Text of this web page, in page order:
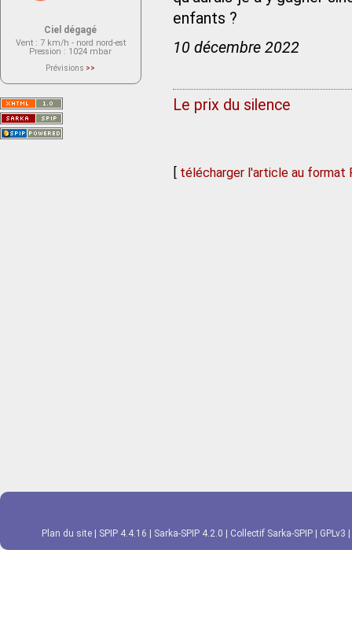
enfants ?
10 décembre 2022
Le prix du silence
[ télécharger l'article au format
Ciel dégagé
Vent : 7 km/h - nord nord-est
Pression : 1024 mbar
Prévisions >>
actuellement aucune prévision
Saint-Nom.
Veuillez consulter le message du
service ci-dessous.
(401 - Invalid API key. Please see
https://openweathermap.org/faq#error401
Plan du site SPIP 4.4.16 Sarka-SPIP 4.2.0 Collectif Sarka-SPIP GPLv3